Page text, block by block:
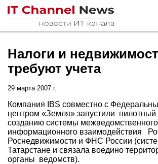
Налоги и
требуют учета
29 марта 2007 г.
Компания IBS совместно с
центром «Земля» запустили пилотный
созданию системы межведомственного
информационного взаимодействия
Роснедвижимости и ФНС России
Татарстане и связала воедино
органы ведомств).